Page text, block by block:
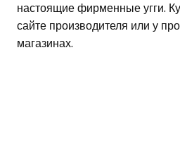
настоящие фирменные угги.
сайте производителя или у
магазинах.